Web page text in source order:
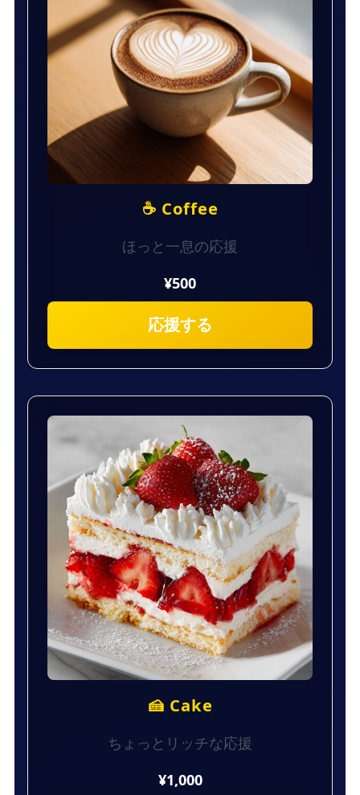
☕ Coffee
ほっと一息の応援
¥500
応援する
🍰 Cake
ちょっとリッチな応援
¥1,000